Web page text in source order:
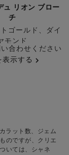
ュ リオン ブロー
チ
ゴールド、ダイ
モンド
合わせください
表示する
ラット数、ジェム
のですが、クリエ
いては、シャネ